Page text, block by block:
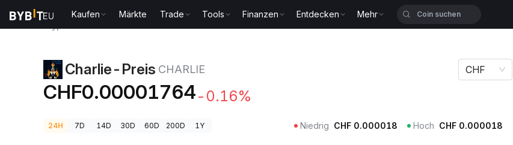
Kaufen Märkte Trade Tools Finanzen Entdecken Mehr
Charlie-Preis CHARLIE
CHF0.00001764-0.16%
CHF
24H 7D 14D 30D 60D 200D 1Y Niedrig CHF 0.000018 Hoch CHF 0.000018